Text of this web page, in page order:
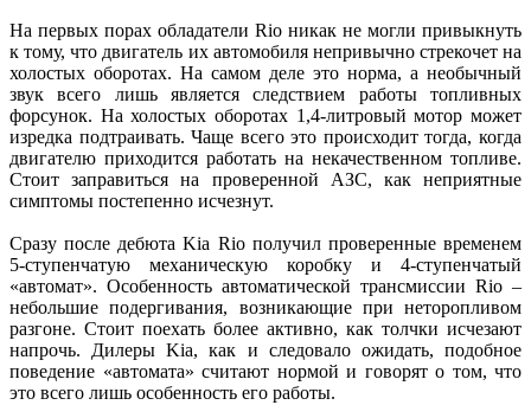
На первых порах обладатели Rio никак не могли привыкнуть
к тому, что двигатель их автомобиля непривычно стрекочет на
холостых оборотах. На самом деле это норма, а необычный
звук всего лишь является следствием работы топливных
форсунок. На холостых оборотах 1,4-литровый мотор может
изредка подтраивать. Чаще всего это происходит тогда, когда
двигателю приходится работать на некачественном топливе.
Стоит заправиться на проверенной АЗС, как неприятные
симптомы постепенно исчезнут.
Сразу после дебюта Kia Rio получил проверенные временем
5-ступенчатую механическую коробку и 4-ступенчатый
«автомат». Особенность автоматической трансмиссии Rio –
небольшие подергивания, возникающие при неторопливом
разгоне. Стоит поехать более активно, как толчки исчезают
напрочь. Дилеры Kia, как и следовало ожидать, подобное
поведение «автомата» считают нормой и говорят о том, что
это всего лишь особенность его работы.